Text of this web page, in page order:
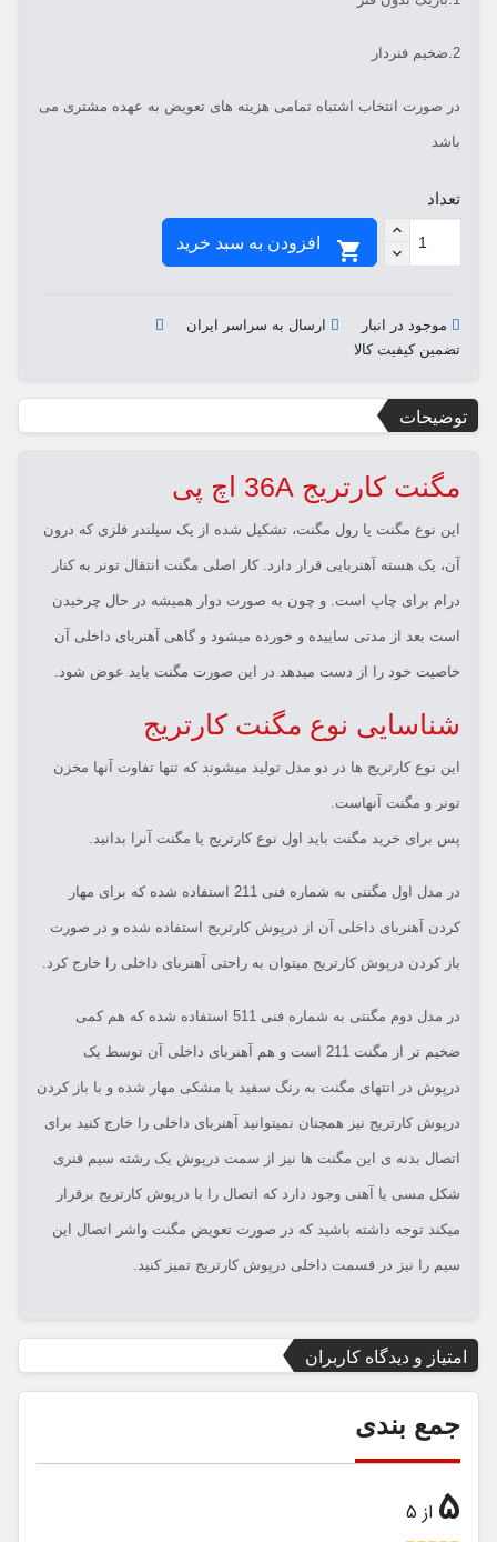
2.ضخیم فنردار
در صورت انتخاب اشتباه تمامی هزینه های تعویض به عهده مشتری می
باشد
تعداد

موجود در انبار
ارسال به سراسر ایران
تضمین کیفیت کالا
توضیحات
مگنت کارتریج 36A اچ پی
این نوع مگنت یا رول مگنت، تشکیل شده از یک سیلندر فلزی که درون
آن، یک هسته آهنربایی قرار دارد. کار اصلی مگنت انتقال تونر به کنار
درام برای چاپ است. و چون به صورت دوار همیشه در حال چرخیدن
است بعد از مدتی ساییده و خورده میشود و گاهی آهنربای داخلی آن
خاصیت خود را از دست میدهد در این صورت مگنت باید عوض شود.
شناسایی نوع مگنت کارتریج
این نوع کارتریج ها در دو مدل تولید میشوند که تنها تفاوت آنها مخزن
تونر و مگنت آنهاست.
پس برای خرید مگنت باید اول نوع کارتریج یا مگنت آنرا بدانید.
در مدل اول مگنتی به شماره فنی 211 استفاده شده که برای مهار
کردن آهنربای داخلی آن از درپوش کارتریج استفاده شده و در صورت
باز کردن درپوش کارتریج میتوان به راحتی آهنربای داخلی را خارج کرد.
در مدل دوم مگنتی به شماره فنی 511 استفاده شده که هم کمی
ضخیم تر از مگنت 211 است و هم آهنربای داخلی آن توسط یک
درپوش در انتهای مگنت به رنگ سفید یا مشکی مهار شده و با باز کردن
درپوش کارتریج نیز همچنان نمیتوانید آهنربای داخلی را خارج کنید برای
اتصال بدنه ی این مگنت ها نیز از سمت درپوش یک رشته سیم فنری
شکل مسی یا آهنی وجود دارد که اتصال را با درپوش کارتریج برقرار
میکند توجه داشته باشید که در صورت تعویض مگنت واشر اتصال این
سیم را نیز در قسمت داخلی درپوش کارتریج تمیز کنید.
امتیاز و دیدگاه کاربران
جمع بندی
5 از 5